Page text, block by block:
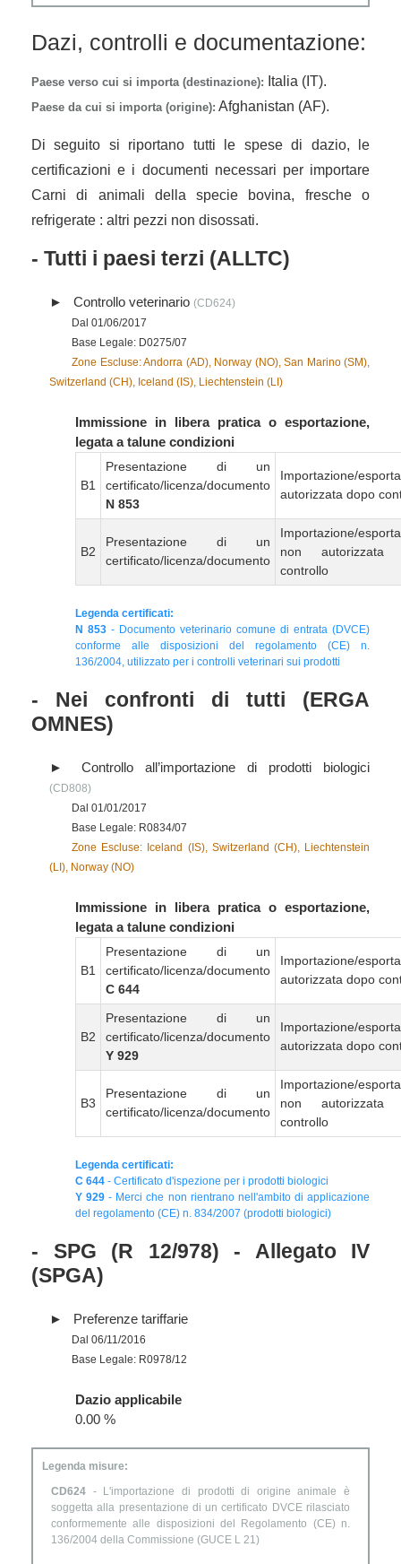
Dazi, controlli e documentazione:
Paese verso cui si importa (destinazione): Italia (IT).
Paese da cui si importa (origine): Afghanistan (AF).
Di seguito si riportano tutti le spese di dazio, le
certificazioni e i documenti necessari per importare
Carni di animali della specie bovina, fresche o
refrigerate : altri pezzi non disossati.
- Tutti i paesi terzi (ALLTC)
Controllo veterinario (CD624)
Dal 01/06/2017
Base Legale: D0275/07
Zone Escluse: Andorra (AD), Norway (NO), San Marino (SM),
Switzerland (CH), Iceland (IS), Liechtenstein (LI)
Immissione in libera pratica o esportazione,
legata a talune condizioni
B1
Presentazione di un
certificato/licenza/documento
N 853
Importazione/
autorizzata dopo
B2
Presentazione di un
certificato/licenza/documento
Importazione/
non autorizzata
controllo
Legenda certificati:
N 853 - Documento veterinario comune di entrata (DVCE)
conforme alle disposizioni del regolamento (CE) n.
136/2004, utilizzato per i controlli veterinari sui prodotti
- Nei confronti di tutti (ERGA
OMNES)
Controllo all’importazione di prodotti biologici
(CD808)
Dal 01/01/2017
Base Legale: R0834/07
Zone Escluse: Iceland (IS), Switzerland (CH), Liechtenstein
(LI), Norway (NO)
Immissione in libera pratica o esportazione,
legata a talune condizioni
B1
Presentazione di un
certificato/licenza/documento
C 644
Importazione/
autorizzata dopo
B2
Presentazione di un
certificato/licenza/documento
Y 929
Importazione/
autorizzata dopo
B3
Presentazione di un
certificato/licenza/documento
Importazione/
non autorizzata
controllo
Legenda certificati:
C 644 - Certificato d'ispezione per i prodotti biologici
Y 929 - Merci che non rientrano nell'ambito di applicazione
del regolamento (CE) n. 834/2007 (prodotti biologici)
- SPG (R 12/978) - Allegato IV
(SPGA)
Preferenze tariffarie
Dal 06/11/2016
Base Legale: R0978/12
Dazio applicabile
0.00 %
Legenda misure:
CD624 - L'importazione di prodotti di origine animale è
soggetta alla presentazione di un certificato DVCE rilasciato
conformemente alle disposizioni del Regolamento (CE) n.
136/2004 della Commissione (GUCE L 21)